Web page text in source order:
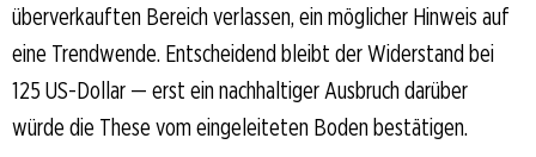
überverkauften Bereich verlassen, ein möglicher Hinweis auf
eine Trendwende. Entscheidend bleibt der Widerstand bei
125 US-Dollar — erst ein nachhaltiger Ausbruch darüber
würde die These vom eingeleiteten Boden bestätigen.